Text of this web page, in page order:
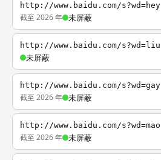
http://www.baidu.com/s?wd=hey
截至 2026 年 未屏蔽
http://www.baidu.com/s?wd=liu
未屏蔽
http://www.baidu.com/s?wd=gay
截至 2026 年 未屏蔽
http://www.baidu.com/s?wd=mao
截至 2026 年 未屏蔽